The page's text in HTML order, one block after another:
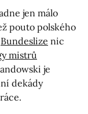
jen málo
pouto polského
Bundeslize nic
mistrů
je
dekády